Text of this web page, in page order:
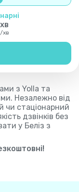
хв
/хв
з Yolla та
Незалежно від
чи стаціонарний
дзвінків без
у Беліз з